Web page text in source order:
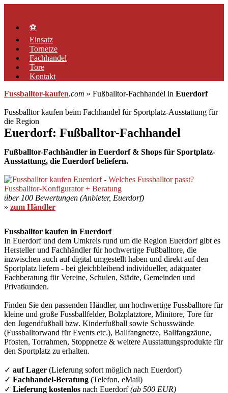
springen⚽
Einsatz
Tornetze
Fachhandel
Tore
Kontakt
Fussballtor-kaufen.com » Fußballtor-Fachhandel in Euerdorf
Fussballtor kaufen beim Fachhandel für Sportplatz-Ausstattung für
die Region
Euerdorf: Fußballtor-Fachhandel
Fußballtor-Fachhändler in Euerdorf & Shops für Sportplatz-
Ausstattung, die Euerdorf beliefern.
über 100 Bewertungen (Anbieter, Euerdorf)
» zum Händler
Fussballtor kaufen in Euerdorf
In Euerdorf und dem Umkreis rund um die Region Euerdorf gibt es
Hersteller und Fachhändler für hochwertige Fußballtore, die
inzwischen auch auf digital umgestellt haben und direkt auf den
Sportplatz liefern - bei gleichbleibend individueller, adäquater
Fachberatung für Vereine, Schulen, Städte, Gemeinden und
Privatkunden.
Finden Sie den passenden Händler, um hochwertige Fussballtore für
kleine und große Fussballfelder, Bolzplatztore, Minitore, Tore für
den Jugendfußball bzw. Kinderfußball sowie Schusswände
(Fussballtorwand für Events etc.), Ballfangnetze, Ballfangzäune,
Pfosten, Torrahmen, Stoppnetze & weitere Ausstattungsprodukte für
den Sportplatz zu erhalten.
✓ auf Lager (Lieferung sofort möglich nach Euerdorf)
✓ Fachhandel-Beratung (Telefon, eMail)
✓ Lieferung kostenlos nach Euerdorf(ab 500 EUR)